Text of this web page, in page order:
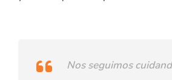
Nos seguimos